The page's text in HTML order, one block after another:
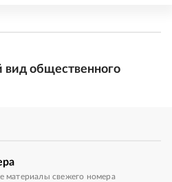
вид общественного
материалы свежего номера